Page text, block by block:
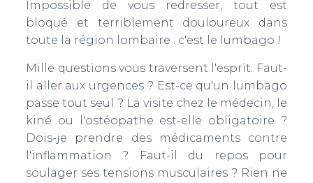
Impossible de vous redresser, tout est
bloqué et terriblement douloureux dans
toute la région lombaire : c'est le lumbago !
Mille questions vous traversent l'esprit. Faut-
il aller aux urgences ? Est-ce qu'un lumbago
passe tout seul ? La visite chez le médecin, le
kiné ou l'ostéopathe est-elle obligatoire ?
Dois-je prendre des médicaments contre
l'inflammation ? Faut-il du repos pour
soulager ses tensions musculaires ? Rien ne